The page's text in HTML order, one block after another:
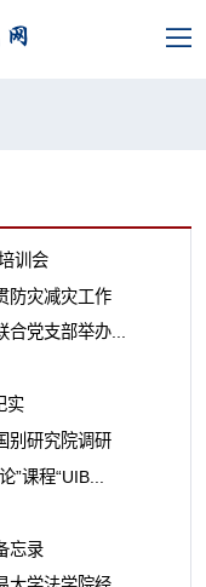
训会
防灾减灾工作
合党支部举办...
实
别研究院调研
课程“UIB...
忘录